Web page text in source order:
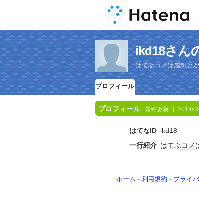
ikd18さん
はてぶコメは感想と
プロフィール
プロフィール 最終更新日: 2014/
はてなID ikd18
一行紹介 はてぶコメ
ホーム - 利用規約 - プライ